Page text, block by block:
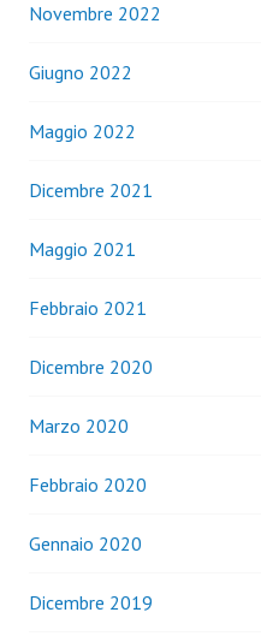
Novembre 2022
Giugno 2022
Maggio 2022
Dicembre 2021
Maggio 2021
Febbraio 2021
Dicembre 2020
Marzo 2020
Febbraio 2020
Gennaio 2020
Dicembre 2019